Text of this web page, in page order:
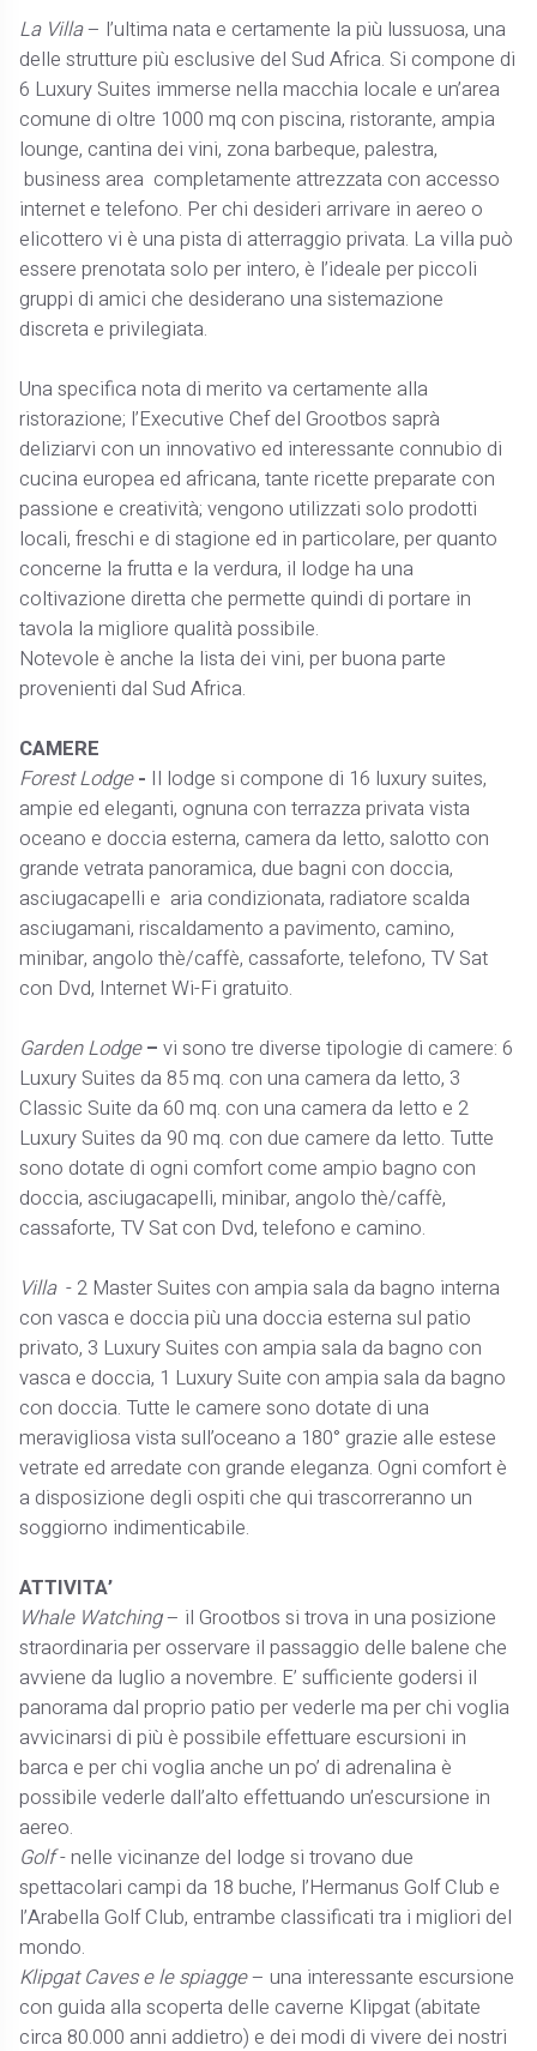
La Villa– l’ultima nata e certamente la più lussuosa, una
delle strutture più esclusive del Sud Africa. Si compone di
6 Luxury Suites immerse nella macchia locale e un’area
comune di oltre 1000 mq con piscina, ristorante, ampia
lounge, cantina dei vini, zona barbeque, palestra,
business area completamente attrezzata con accesso
internet e telefono. Per chi desideri arrivare in aereo o
elicottero vi è una pista di atterraggio privata. La villa può
essere prenotata solo per intero, è l’ideale per piccoli
gruppi di amici che desiderano una sistemazione
discreta e privilegiata.
Una specifica nota di merito va certamente alla
ristorazione; l’Executive Chef del Grootbos saprà
deliziarvi con un innovativo ed interessante connubio di
cucina europea ed africana, tante ricette preparate con
passione e creatività; vengono utilizzati solo prodotti
locali, freschi e di stagione ed in particolare, per quanto
concerne la frutta e la verdura, il lodge ha una
coltivazione diretta che permette quindi di portare in
tavola la migliore qualità possibile.
Notevole è anche la lista dei vini, per buona parte
provenienti dal Sud Africa.
CAMERE
Forest Lodge- Il lodge si compone di 16 luxury suites,
ampie ed eleganti, ognuna con terrazza privata vista
oceano e doccia esterna, camera da letto, salotto con
grande vetrata panoramica, due bagni con doccia,
asciugacapelli e aria condizionata, radiatore scalda
asciugamani, riscaldamento a pavimento, camino,
minibar, angolo thè/caffè, cassaforte, telefono, TV Sat
con Dvd, Internet Wi-Fi gratuito.
Garden Lodge–vi sono tre diverse tipologie di camere: 6
Luxury Suites da 85 mq. con una camera da letto, 3
Classic Suite da 60 mq. con una camera da letto e 2
Luxury Suites da 90 mq. con due camere da letto. Tutte
sono dotate di ogni comfort come ampio bagno con
doccia, asciugacapelli, minibar, angolo thè/caffè,
cassaforte, TV Sat con Dvd, telefono e camino.
Villa- 2 Master Suites con ampia sala da bagno interna
con vasca e doccia più una doccia esterna sul patio
privato, 3 Luxury Suites con ampia sala da bagno con
vasca e doccia, 1 Luxury Suite con ampia sala da bagno
con doccia. Tutte le camere sono dotate di una
meravigliosa vista sull’oceano a 180° grazie alle estese
vetrate ed arredate con grande eleganza. Ogni comfort è
a disposizione degli ospiti che qui trascorreranno un
soggiorno indimenticabile.
ATTIVITA’
Whale Watching– il Grootbos si trova in una posizione
straordinaria per osservare il passaggio delle balene che
avviene da luglio a novembre. E’ sufficiente godersi il
panorama dal proprio patio per vederle ma per chi voglia
avvicinarsi di più è possibile effettuare escursioni in
barca e per chi voglia anche un po’ di adrenalina è
possibile vederle dall’alto effettuando un’escursione in
aereo.
Golf- nelle vicinanze del lodge si trovano due
spettacolari campi da 18 buche, l’Hermanus Golf Club e
l’Arabella Golf Club, entrambe classificati tra i migliori del
mondo.
Klipgat Caves e le spiagge– una interessante escursione
con guida alla scoperta delle caverne Klipgat (abitate
circa 80.000 anni addietro) e dei modi di vivere dei nostri